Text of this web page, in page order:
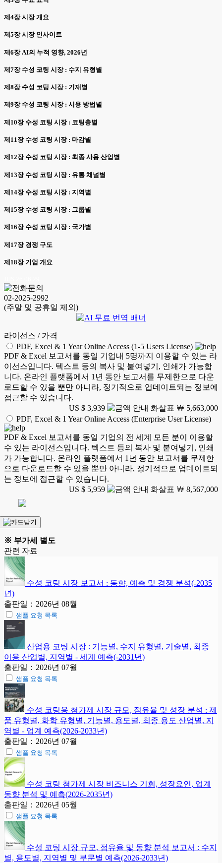
제4장 시장 개요
제5장 시장 인사이트
제6장 AI의 누적 영향, 2026년
제7장 수성 코팅 시장 : 수지 유형별
제8장 수성 코팅 시장 : 기재별
제9장 수성 코팅 시장 : 시용 방법별
제10장 수성 코팅 시장 : 코팅층별
제11장 수성 코팅 시장 : 마감별
제12장 수성 코팅 시장 : 최종 사용 산업별
제13장 수성 코팅 시장 : 유통 채널별
제14장 수성 코팅 시장 : 지역별
제15장 수성 코팅 시장 : 그룹별
제16장 수성 코팅 시장 : 국가별
제17장 경쟁 구도
제18장 기업 개요
02-2025-2992
(주말 및 공휴일 제외)
라이선스 / 가격
PDF, Excel & 1 Year Online Access (1-5 Users License)
PDF & Excel 보고서를 동일 기업내 5명까지 이용할 수 있는 라
이선스입니다. 텍스트 등의 복사 및 붙여넣기, 인쇄가 가능합
니다. 온라인 플랫폼에서 1년 동안 보고서를 무제한으로 다운
로드할 수 있을 뿐만 아니라, 정기적으로 업데이트되는 정보에
접근할 수 있습니다.
US $ 3,939
￦ 5,663,000
PDF, Excel & 1 Year Online Access (Enterprise User License)
PDF & Excel 보고서를 동일 기업의 전 세계 모든 분이 이용할
수 있는 라이선스입니다. 텍스트 등의 복사 및 붙여넣기, 인쇄
가 가능합니다. 온라인 플랫폼에서 1년 동안 보고서를 무제한
으로 다운로드할 수 있을 뿐만 아니라, 정기적으로 업데이트되
는 정보에 접근할 수 있습니다.
US $ 5,959
￦ 8,567,000
※ 부가세 별도
관련 자료
수성 코팅 시장 보고서 : 동향, 예측 및 경쟁 분석(-2035
년)
출판일：2026년 08월
샘플 요청 목록
산업용 코팅 시장 : 기능별, 수지 유형별, 기술별, 최종
이용 산업별, 지역별 - 세계 예측(-2031년)
출판일：2026년 07월
샘플 요청 목록
수성 코팅용 첨가제 시장 규모, 점유율 및 성장 분석 : 제
품 유형별, 화학 유형별, 기능별, 용도별, 최종 용도 산업별, 지
역별 - 업계 예측(2026-2033년)
출판일：2026년 07월
샘플 요청 목록
수성 코팅 첨가제 시장 비즈니스 기회, 성장요인, 업계
동향 분석 및 예측(2026-2035년)
출판일：2026년 05월
샘플 요청 목록
수성 코팅 시장 규모, 점유율 및 동향 분석 보고서 : 수지
별, 용도별, 지역별 및 부문별 예측(2026-2033년)